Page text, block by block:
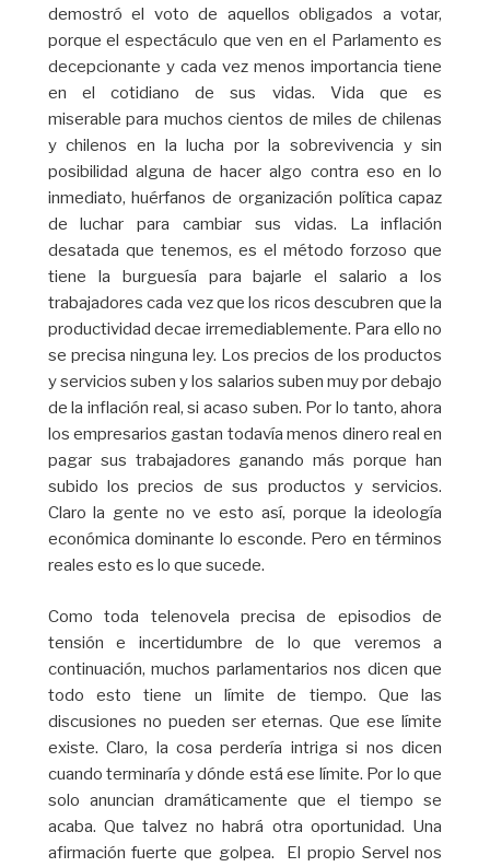
demostró el voto de aquellos obligados a votar,
porque el espectáculo que ven en el Parlamento es
decepcionante y cada vez menos importancia tiene
en el cotidiano de sus vidas. Vida que es
miserable para muchos cientos de miles de chilenas
y chilenos en la lucha por la sobrevivencia y sin
posibilidad alguna de hacer algo contra eso en lo
inmediato, huérfanos de organización política capaz
de luchar para cambiar sus vidas. La inflación
desatada que tenemos, es el método forzoso que
tiene la burguesía para bajarle el salario a los
trabajadores cada vez que los ricos descubren que la
productividad decae irremediablemente. Para ello no
se precisa ninguna ley. Los precios de los productos
y servicios suben y los salarios suben muy por debajo
de la inflación real, si acaso suben. Por lo tanto, ahora
los empresarios gastan todavía menos dinero real en
pagar sus trabajadores ganando más porque han
subido los precios de sus productos y servicios.
Claro la gente no ve esto así, porque la ideología
económica dominante lo esconde. Pero en términos
reales esto es lo que sucede.
Como toda telenovela precisa de episodios de
tensión e incertidumbre de lo que veremos a
continuación, muchos parlamentarios nos dicen que
todo esto tiene un límite de tiempo. Que las
discusiones no pueden ser eternas. Que ese límite
existe. Claro, la cosa perdería intriga si nos dicen
cuando terminaría y dónde está ese límite. Por lo que
solo anuncian dramáticamente que el tiempo se
acaba. Que talvez no habrá otra oportunidad. Una
afirmación fuerte que golpea. El propio Servel nos